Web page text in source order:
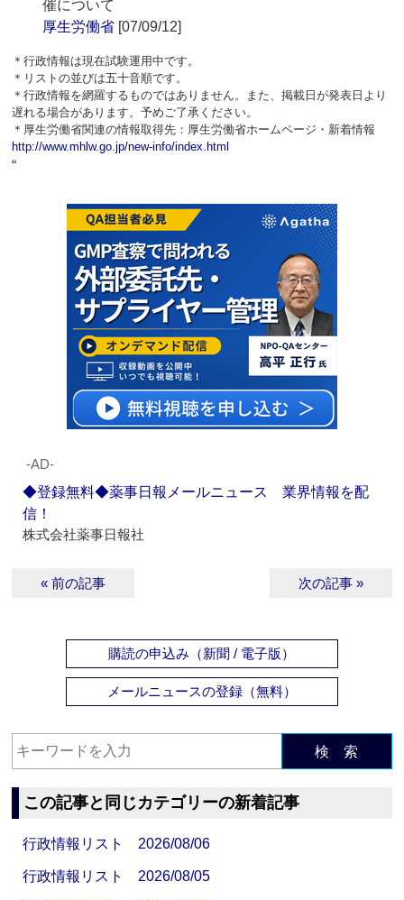
催について
厚生労働省 [07/09/12]
＊行政情報は現在試験運用中です。
＊リストの並びは五十音順です。
＊行政情報を網羅するものではありません。また、掲載日が発表日より
遅れる場合があります。予めご了承ください。
＊厚生労働省関連の情報取得先：厚生労働省ホームページ・新着情報
http://www.mhlw.go.jp/new-info/index.html
“
‐AD‐
◆登録無料◆薬事日報メールニュース 業界情報を配
信！
株式会社薬事日報社
« 前の記事 次の記事 »
購読の申込み（新聞 / 電子版）
メールニュースの登録（無料）
検 索
この記事と同じカテゴリーの新着記事
行政情報リスト 2026/08/06
行政情報リスト 2026/08/05